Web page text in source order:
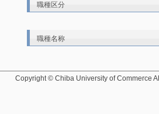
職種区分
職種名称